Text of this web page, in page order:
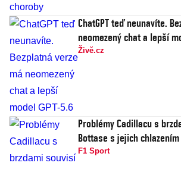
ChatGPT teď neunavíte.
neomezený chat a lepší
Živě.cz
Problémy Cadillacu s
Bottase s jejich chlazením
F1 Sport